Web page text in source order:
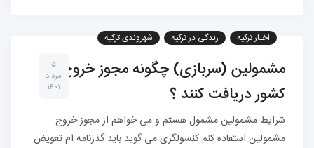
۵
مرداد
۱۴۰۱
اخبار ترکیه زندگی در ترکیه
شهروندی ترکیه
مشمولین (سربازی) چگونه مجوز خروج
کشور دریافت کنند ؟
شرایط مشمولین مشمول هستم و می خواهم از مجوز خروج
مشمولین استفاده کنم کنسولگری می گوید باید گذرنامه ام تعویض